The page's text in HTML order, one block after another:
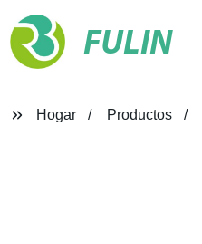
FULIN
Hogar Productos